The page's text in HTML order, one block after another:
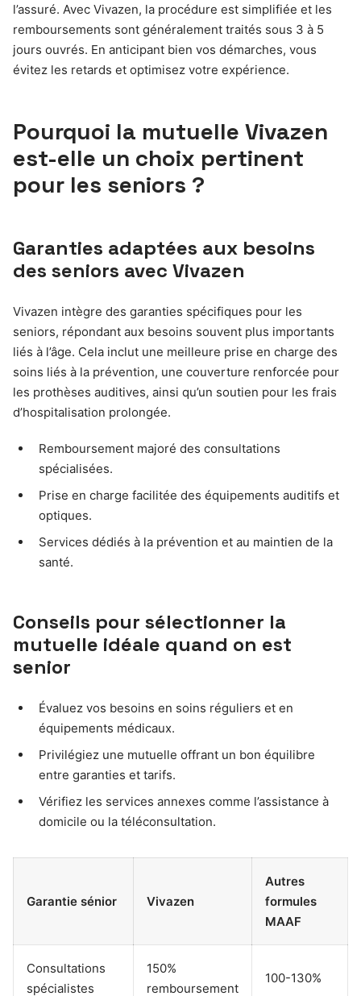
l’assuré. Avec Vivazen, la procédure est simplifiée et les
remboursements sont généralement traités sous 3 à 5
jours ouvrés. En anticipant bien vos démarches, vous
évitez les retards et optimisez votre expérience.
Pourquoi la mutuelle Vivazen
est-elle un choix pertinent
pour les seniors ?
Garanties adaptées aux besoins
des seniors avec Vivazen
Vivazen intègre des garanties spécifiques pour les
seniors, répondant aux besoins souvent plus importants
liés à l’âge. Cela inclut une meilleure prise en charge des
soins liés à la prévention, une couverture renforcée pour
les prothèses auditives, ainsi qu’un soutien pour les frais
d’hospitalisation prolongée.
Remboursement majoré des consultations
spécialisées.
Prise en charge facilitée des équipements auditifs et
optiques.
Services dédiés à la prévention et au maintien de la
santé.
Conseils pour sélectionner la
mutuelle idéale quand on est
senior
Évaluez vos besoins en soins réguliers et en
équipements médicaux.
Privilégiez une mutuelle offrant un bon équilibre
entre garanties et tarifs.
Vérifiez les services annexes comme l’assistance à
domicile ou la téléconsultation.
Garantie sénior Vivazen
Autres
formules
MAAF
Consultations
spécialistes
150%
remboursement
100-130%